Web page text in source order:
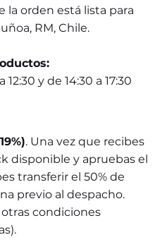
la orden está lista para
RM, Chile.
y de 14:30 a 17:30
. Una vez que recibes
disponible y apruebas el
transferir el 50% de
previo al despacho.
condiciones